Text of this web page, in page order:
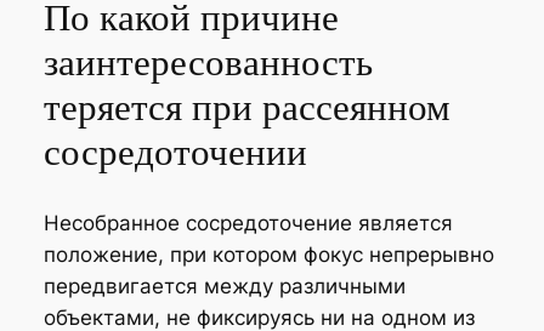
По какой причине
заинтересованность
теряется при рассеянном
сосредоточении
Несобранное сосредоточение является
положение, при котором фокус непрерывно
передвигается между различными
объектами, не фиксируясь ни на одном из